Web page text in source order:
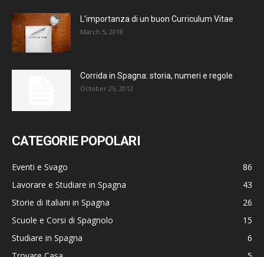
L’importanza di un buon Curriculum Vitae
March 5, 2018
Corrida in Spagna: storia, numeri e regole
October 25, 2012
CATEGORIE POPOLARI
Eventi e Svago
86
Lavorare e Studiare in Spagna
43
Storie di Italiani in Spagna
26
Scuole e Corsi di Spagnolo
15
Studiare in Spagna
6